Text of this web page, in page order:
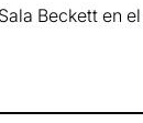
Beckett en